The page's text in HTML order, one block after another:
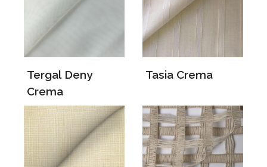
Tergal Deny
Crema
Tasia Crema